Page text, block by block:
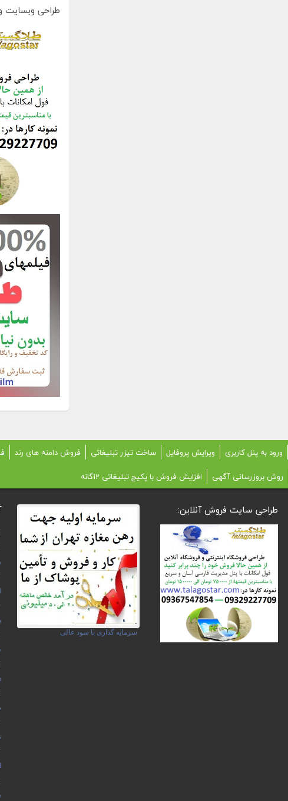
طراحی وبسایت
ورود به پنل کاربری ویرایش پروفایل ساخت تیزر تبلیغاتی فروش دامنه های رند
روش بروزرسانی آگهی افزایش فروش با پکیج تبلیغاتی 12گانه
سرمایه گذاری با سود عالی
طراحی سایت فروش آنلاین: